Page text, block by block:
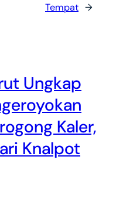
Tempat →
Ungkap
Kaler,
Knalpot